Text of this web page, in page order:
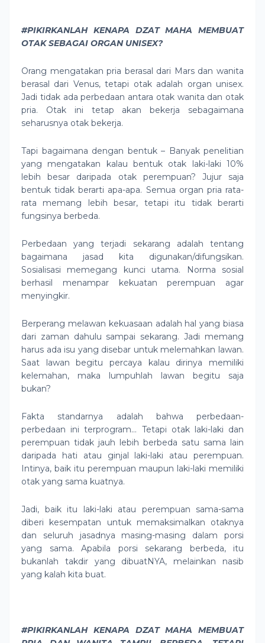
#PIKIRKANLAH KENAPA DZAT MAHA MEMBUAT
OTAK SEBAGAI ORGAN UNISEX?
Orang mengatakan pria berasal dari Mars dan wanita
berasal dari Venus, tetapi otak adalah organ unisex.
Jadi tidak ada perbedaan antara otak wanita dan otak
pria. Otak ini tetap akan bekerja sebagaimana
seharusnya otak bekerja.
Tapi bagaimana dengan bentuk – Banyak penelitian
yang mengatakan kalau bentuk otak laki-laki 10%
lebih besar daripada otak perempuan? Jujur saja
bentuk tidak berarti apa-apa. Semua organ pria rata-
rata memang lebih besar, tetapi itu tidak berarti
fungsinya berbeda.
Perbedaan yang terjadi sekarang adalah tentang
bagaimana jasad kita digunakan/difungsikan.
Sosialisasi memegang kunci utama. Norma sosial
berhasil menampar kekuatan perempuan agar
menyingkir.
Berperang melawan kekuasaan adalah hal yang biasa
dari zaman dahulu sampai sekarang. Jadi memang
harus ada isu yang disebar untuk melemahkan lawan.
Saat lawan begitu percaya kalau dirinya memiliki
kelemahan, maka lumpuhlah lawan begitu saja
bukan?
Fakta standarnya adalah bahwa perbedaan-
perbedaan ini terprogram... Tetapi otak laki-laki dan
perempuan tidak jauh lebih berbeda satu sama lain
daripada hati atau ginjal laki-laki atau perempuan.
Intinya, baik itu perempuan maupun laki-laki memiliki
otak yang sama kuatnya.
Jadi, baik itu laki-laki atau perempuan sama-sama
diberi kesempatan untuk memaksimalkan otaknya
dan seluruh jasadnya masing-masing dalam porsi
yang sama. Apabila porsi sekarang berbeda, itu
bukanlah takdir yang dibuatNYA, melainkan nasib
yang kalah kita buat.
#PIKIRKANLAH KENAPA DZAT MAHA MEMBUAT